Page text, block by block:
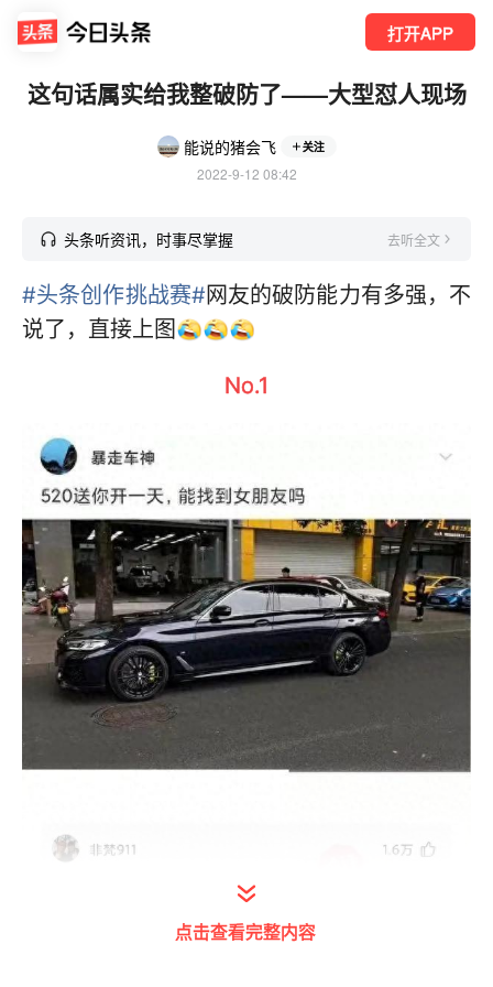
打开APP
这句话属实给我整破防了——大型怼人现场
能说的猪会飞 关注
2022-9-12 08:42
头条听资讯，时事尽掌握 去听全文
#头条创作挑战赛#网友的破防能力有多强，不
说了，直接上图
No.1
点击查看完整内容